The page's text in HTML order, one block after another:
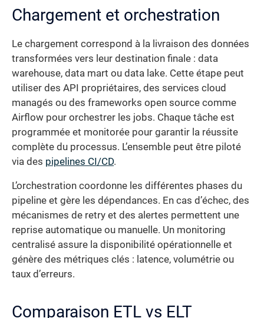
Chargement et orchestration
Le chargement correspond à la livraison des données
transformées vers leur destination finale : data
warehouse, data mart ou data lake. Cette étape peut
utiliser des API propriétaires, des services cloud
managés ou des frameworks open source comme
Airflow pour orchestrer les jobs. Chaque tâche est
programmée et monitorée pour garantir la réussite
complète du processus. L’ensemble peut être piloté
via des pipelines CI/CD.
L’orchestration coordonne les différentes phases du
pipeline et gère les dépendances. En cas d’échec, des
mécanismes de retry et des alertes permettent une
reprise automatique ou manuelle. Un monitoring
centralisé assure la disponibilité opérationnelle et
génère des métriques clés : latence, volumétrie ou
taux d’erreurs.
Comparaison ETL vs ELT